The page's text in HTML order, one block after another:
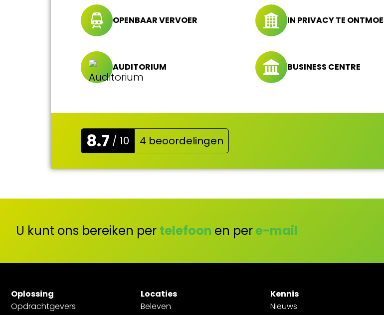
OPENBAAR VERVOER IN PRIVACY TE
AUDITORIUM BUSINESS CENTRE
8.7 / 10 4 beoordelingen
U kunt ons bereiken per telefoon en pere-mail
Oplossing
Opdrachtgevers
Locaties
Beleven
Kennis
Nieuws